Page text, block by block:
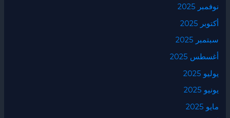
نوفمبر 2025
أكتوبر 2025
سبتمبر 2025
أغسطس 2025
يوليو 2025
يونيو 2025
مايو 2025